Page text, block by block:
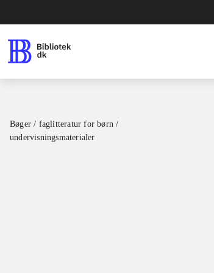
Bøger / faglitteratur for børn /
undervisningsmaterialer